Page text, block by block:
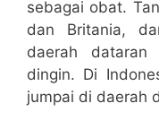
sebagai obat.
dan Britania,
daerah
dingin. Di
jumpai di daerah